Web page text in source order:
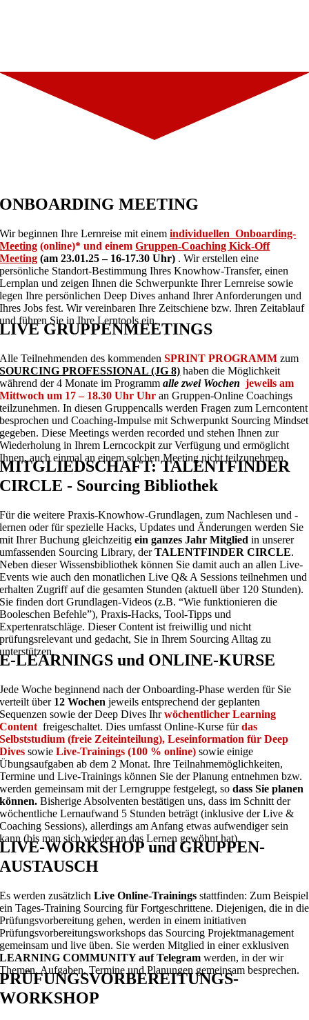
ONBOARDING MEETING
Wir beginnen Ihre Lernreise mit einemindividuellen Onboarding-
Meeting (online)* und einemGruppen-Coaching Kick-Off
Meeting (am 23.01.25 – 16-17.30 Uhr) . Wir erstellen eine
persönliche Standort-Bestimmung Ihres Knowhow-Transfer, einen
Lernplan und zeigen Ihnen die Schwerpunkte Ihrer Lernreise sowie
legen Ihre persönlichen Deep Dives anhand Ihrer Anforderungen und
Ihres Jobs fest. Wir vereinbaren Ihre Zeitschiene bzw. Ihren Zeitablauf
und führen Sie in Ihre Lerntools ein.
LIVE GRUPPENMEETINGS
Alle Teilnehmenden des kommendenSPRINT PROGRAMM zum
SOURCING PROFESSIONAL (JG 8) haben die Möglichkeit
während der 4 Monate im Programmalle zwei Wochen jeweils am
Mittwoch um 17 – 18.30 Uhr Uhr an Gruppen-Online Coachings
teilzunehmen. In diesen Gruppencalls werden Fragen zum Lerncontent
besprochen und Coaching-Impulse mit Schwerpunkt Sourcing Mindset
gegeben. Diese Meetings werden recorded und stehen Ihnen zur
Wiederholung in Ihrem Lerncockpit zur Verfügung und ermöglicht
Ihnen, auch einmal an einem solchen Meeting nicht teilzunehmen.
MITGLIEDSCHAFT: TALENTFINDER
CIRCLE - Sourcing Bibliothek
Für die weitere Praxis-Knowhow-Grundlagen, zum Nachlesen und -
lernen oder für spezielle Hacks, Updates und Änderungen werden Sie
mit Ihrer Buchung gleichzeitigein ganzes Jahr Mitglied in unserer
umfassenden Sourcing Library, derTALENTFINDER CIRCLE.
Neben dieser Wissensbibliothek können Sie damit auch an allen Live-
Events wie auch den monatlichen Live Q& A Sessions teilnehmen und
erhalten Zugriff auf die gesamten Stunden (aktuell über 120 Stunden).
Sie finden dort Grundlagen-Videos (z.B. “Wie funktionieren die
Booleschen Befehle”), Praxis-Hacks, Tool-Tipps und
Expertenratschläge. Dieser Content ist freiwillig und nicht
prüfungsrelevant und gedacht, Sie in Ihrem Sourcing Alltag zu
unterstützen.
E-LEARNINGS und ONLINE-KURSE
Jede Woche beginnend nach der Onboarding-Phase werden für Sie
verteilt über 12 Wochen jeweils entsprechend der geplanten
Sequenzen sowie der Deep Dives Ihrwöchentlicher Learning
Content freigeschaltet. Dies umfasst Online-Kurse fürdas
Selbststudium (freie Zeiteinteilung), Leseinformation für Deep
Dives sowie Live-Trainings (100 % online) sowie einige
Übungsaufgaben ab dem 2 Monat. Ihre Teilnahmemöglichkeiten,
Termine und Live-Trainings können Sie der Planung entnehmen bzw.
werden gemeinsam mit der Lerngruppe festgelegt, sodass Sie planen
können. Bisherige Absolventen bestätigen uns, dass im Schnitt der
wöchentliche Lernaufwand 5 Stunden beträgt (inklusive der Live &
Coaching Sessions), allerdings am Anfang etwas aufwendiger sein
kann (bis man sich wieder an das Lernen gewöhnt hat).
LIVE-WORKSHOP und GRUPPEN-
AUSTAUSCH
Es werden zusätzlichLive Online-Trainings stattfinden: Zum Beispiel
ein Tages-Training Sourcing für Fortgeschrittene. Diejenigen, die in die
Prüfungsvorbereitung gehen, werden in einem initiativen
Prüfungsvorbereitungsworkshops das Sourcing Projektmanagement
gemeinsam und live üben. Sie werden Mitglied in einer exklusiven
LEARNING COMMUNITY auf Telegram werden, in der wir
Themen, Aufgaben, Termine und Planungen gemeinsam besprechen.
PRÜFUNGSVORBEREITUNGS-
WORKSHOP